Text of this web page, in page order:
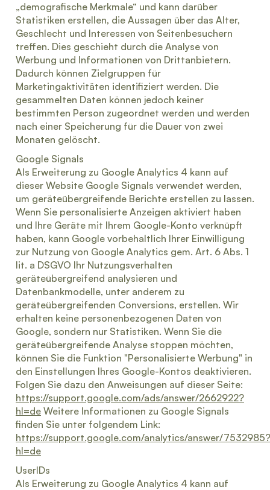
„demografische Merkmale“ und kann darüber
Statistiken erstellen, die Aussagen über das Alter,
Geschlecht und Interessen von Seitenbesuchern
treffen. Dies geschieht durch die Analyse von
Werbung und Informationen von Drittanbietern.
Dadurch können Zielgruppen für
Marketingaktivitäten identifiziert werden. Die
gesammelten Daten können jedoch keiner
bestimmten Person zugeordnet werden und werden
nach einer Speicherung für die Dauer von zwei
Monaten gelöscht.
Google Signals
Als Erweiterung zu Google Analytics 4 kann auf
dieser Website Google Signals verwendet werden,
um geräteübergreifende Berichte erstellen zu lassen.
Wenn Sie personalisierte Anzeigen aktiviert haben
und Ihre Geräte mit Ihrem Google-Konto verknüpft
haben, kann Google vorbehaltlich Ihrer Einwilligung
zur Nutzung von Google Analytics gem. Art. 6 Abs. 1
lit. a DSGVO Ihr Nutzungsverhalten
geräteübergreifend analysieren und
Datenbankmodelle, unter anderem zu
geräteübergreifenden Conversions, erstellen. Wir
erhalten keine personenbezogenen Daten von
Google, sondern nur Statistiken. Wenn Sie die
geräteübergreifende Analyse stoppen möchten,
können Sie die Funktion "Personalisierte Werbung" in
den Einstellungen Ihres Google-Kontos deaktivieren.
Folgen Sie dazu den Anweisungen auf dieser Seite:
https://support.google.com/ads/answer/2662922?
hl=de Weitere Informationen zu Google Signals
finden Sie unter folgendem Link:
https://support.google.com/analytics/answer/7532985?
hl=de
UserIDs
Als Erweiterung zu Google Analytics 4 kann auf